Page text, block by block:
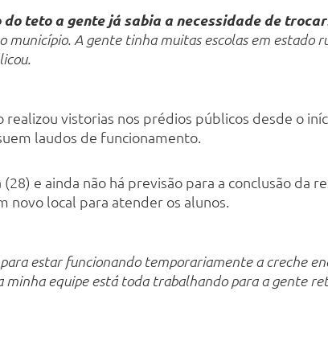
teto a gente já sabia a necessidade de trocar
município. A gente tinha muitas escolas em estado
vistorias nos prédios públicos desde o
laudos de funcionamento.
e ainda não há previsão para a conclusão da
novo local para atender os alunos.
estar funcionando temporariamente a creche
minha equipe está toda trabalhando para a gente